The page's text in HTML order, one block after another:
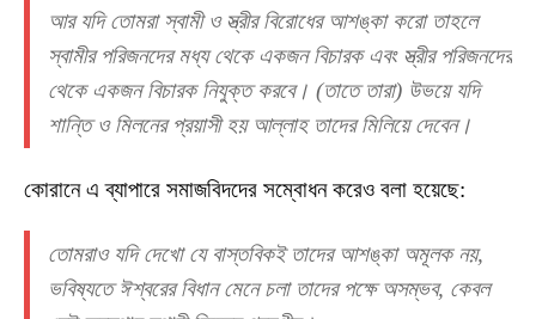
আর যদি তোমরা স্বামী ও স্ত্রীর বিরোধের আশঙ্কা করো তাহলে
স্বামীর পরিজনদের মধ্য থেকে একজন বিচারক এবং স্ত্রীর পরিজনদের
থেকে একজন বিচারক নিযুক্ত করবে। (তাতে তারা) উভয়ে যদি
শান্তি ও মিলনের প্রয়াসী হয় আল্লাহ তাদের মিলিয়ে দেবেন।
কোরানে এ ব্যাপারে সমাজবিদদের সম্বোধন করেও বলা হয়েছে:
তোমরাও যদি দেখো যে বাস্তবিকই তাদের আশঙ্কা অমূলক নয়,
ভবিষ্যতে ঈশ্বরের বিধান মেনে চলা তাদের পক্ষে অসম্ভব, কেবল